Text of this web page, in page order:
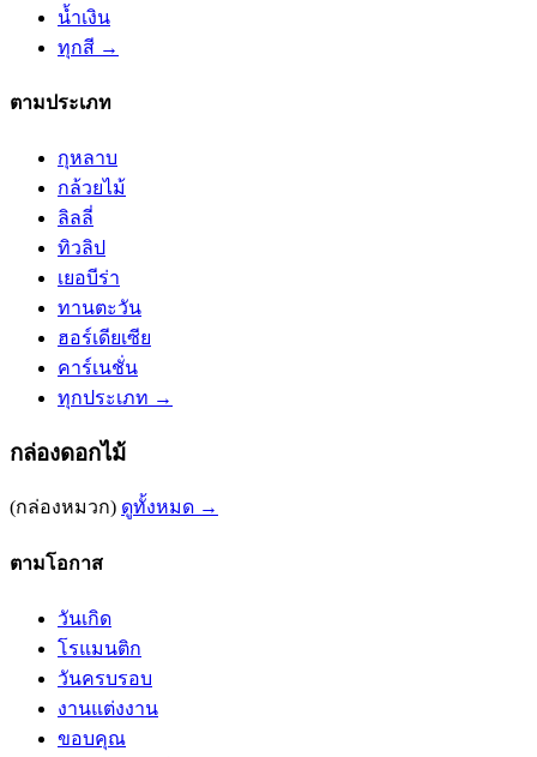
น้ำเงิน
ทุกสี →
ตามประเภท
กุหลาบ
กล้วยไม้
ลิลลี่
ทิวลิป
เยอบีร่า
ทานตะวัน
ฮอร์เดียเซีย
คาร์เนชั่น
ทุกประเภท →
กล่องดอกไม้
(กล่องหมวก) ดูทั้งหมด →
ตามโอกาส
วันเกิด
โรแมนติก
วันครบรอบ
งานแต่งงาน
ขอบคุณ